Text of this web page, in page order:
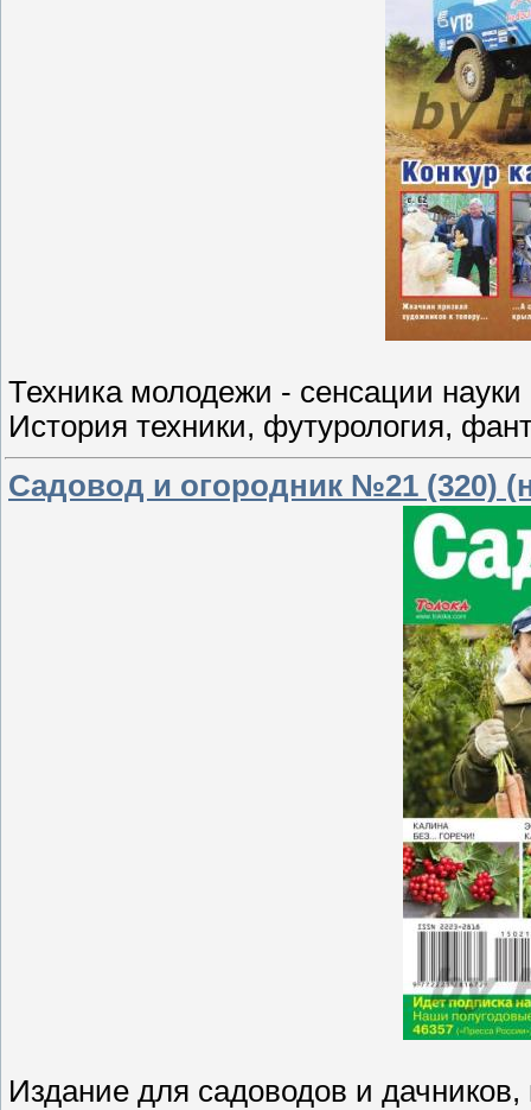
Техника молодежи - сенсации
История техники, футурология,
Садовод и огородник №21 (320)
Издание для садоводов и